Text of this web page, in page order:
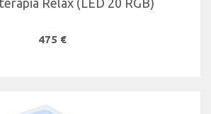
Relax (LED 20 RGB)
475 €